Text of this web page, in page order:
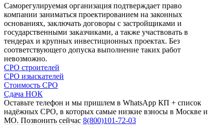
Саморегулируемая организация подтверждает право
компании заниматься проектированием на законных
основаниях, заключать договоры с застройщиками и
государственными заказчиками, а также участвовать в
тендерах и крупных инвестиционных проектах. Без
соответствующего допуска выполнение таких работ
невозможно.
СРО строителей
СРО изыскателей
Стоимость СРО
Сдача НОК
Оставьте телефон и мы пришлем в WhatsApp КП + список
надёжных СРО, в которых самые низкие взносы в Москве и
МО. Позвонить сейчас 8(800)101-72-03